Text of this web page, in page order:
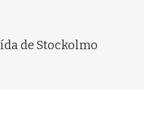
de Stockolmo